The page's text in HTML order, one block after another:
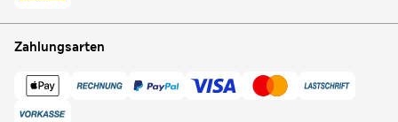
Zahlungsarten